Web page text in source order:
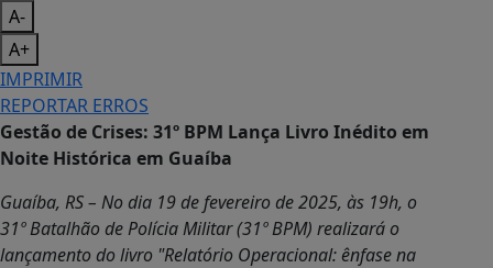
A-
A+
IMPRIMIR
REPORTAR ERROS
Gestão de Crises: 31º BPM Lança Livro Inédito em
Noite Histórica em Guaíba
Guaíba, RS – No dia 19 de fevereiro de 2025, às 19h, o
31º Batalhão de Polícia Militar (31º BPM) realizará o
lançamento do livro "Relatório Operacional: ênfase na